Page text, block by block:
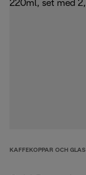
KAFFEKOPPAR OCH GLAS